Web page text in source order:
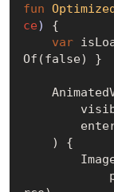
fun
ce)
{
var
Of(false) }